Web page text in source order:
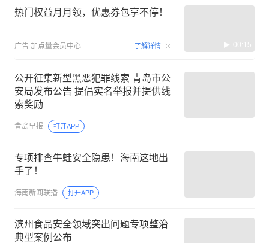
热门权益月月领，优惠券包享不停！
广告 加点量会员中心 了解详情 00:15
公开征集新型黑恶犯罪线索 青岛市公
安局发布公告 提倡实名举报并提供线
索奖励
青岛早报 打开APP
专项排查牛蛙安全隐患！海南这地出
手了！
海南新闻联播 打开APP
滨州食品安全领域突出问题专项整治
典型案例公布